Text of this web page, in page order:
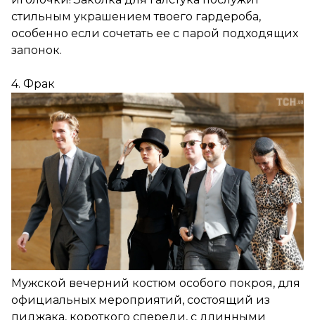
стильным украшением твоего гардероба,
особенно если сочетать ее с парой подходящих
запонок.
4. Фрак
Мужской вечерний костюм особого покроя, для
официальных мероприятий, состоящий из
пиджака, короткого спереди, с длинными